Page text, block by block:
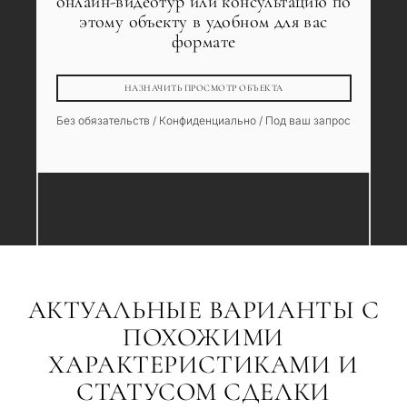
этому объекту в удобном для вас
формате
НАЗНАЧИТЬ ПРОСМОТР ОБЪЕКТА
Без обязательств / Конфиденциально / Под ваш запрос
АКТУАЛЬНЫЕ ВАРИАНТЫ С
ПОХОЖИМИ
ХАРАКТЕРИСТИКАМИ И
СТАТУСОМ СДЕЛКИ